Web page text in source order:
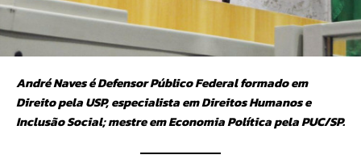
André Naves é Defensor Público Federal formado em
Direito pela USP, especialista em Direitos Humanos e
Inclusão Social; mestre em Economia Política pela PUC/SP.